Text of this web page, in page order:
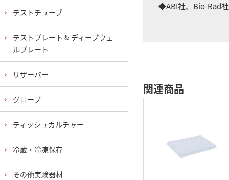
◆ABI社、Bio-Rad
関連商品
テストチューブ
テストプレート & ディープウェ
ルプレート
リザーバー
グローブ
ティッシュカルチャー
冷蔵・冷凍保存
その他実験器材